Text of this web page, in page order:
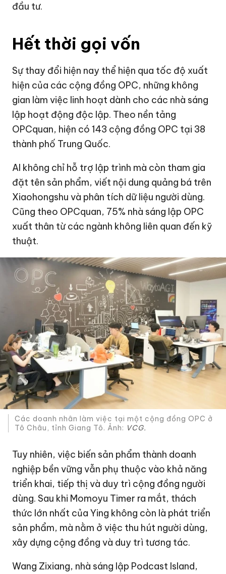
đầu tư.
Hết thời gọi vốn
Sự thay đổi hiện nay thể hiện qua tốc độ xuất
hiện của các cộng đồng OPC, những không
gian làm việc linh hoạt dành cho các nhà sáng
lập hoạt động độc lập. Theo nền tảng
OPCquan, hiện có 143 cộng đồng OPC tại 38
thành phố Trung Quốc.
AI không chỉ hỗ trợ lập trình mà còn tham gia
đặt tên sản phẩm, viết nội dung quảng bá trên
Xiaohongshu và phân tích dữ liệu người dùng.
Cũng theo OPCquan, 75% nhà sáng lập OPC
xuất thân từ các ngành không liên quan đến kỹ
thuật.
Các doanh nhân làm việc tại một cộng đồng OPC ở
Tô Châu, tỉnh Giang Tô. Ảnh: VCG.
Tuy nhiên, việc biến sản phẩm thành doanh
nghiệp bền vững vẫn phụ thuộc vào khả năng
triển khai, tiếp thị và duy trì cộng đồng người
dùng. Sau khi Momoyu Timer ra mắt, thách
thức lớn nhất của Ying không còn là phát triển
sản phẩm, mà nằm ở việc thu hút người dùng,
xây dựng cộng đồng và duy trì tương tác.
Wang Zixiang, nhà sáng lập Podcast Island,